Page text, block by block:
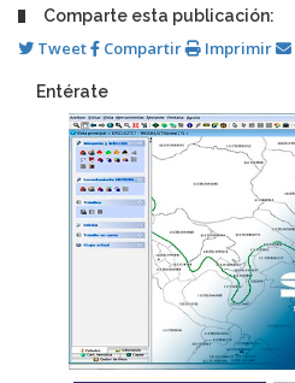
Comparte esta publicación:
Tweet Compartir Imprimir
Entérate